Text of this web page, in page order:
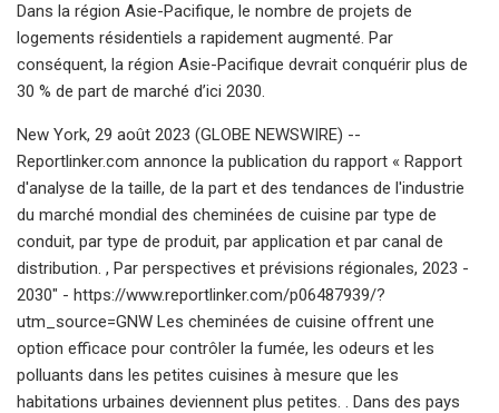
Dans la région Asie-Pacifique, le nombre de projets de
logements résidentiels a rapidement augmenté. Par
conséquent, la région Asie-Pacifique devrait conquérir plus de
30 % de part de marché d’ici 2030.
New York, 29 août 2023 (GLOBE NEWSWIRE) --
Reportlinker.com annonce la publication du rapport « Rapport
d'analyse de la taille, de la part et des tendances de l'industrie
du marché mondial des cheminées de cuisine par type de
conduit, par type de produit, par application et par canal de
distribution. , Par perspectives et prévisions régionales, 2023 -
2030" - https://www.reportlinker.com/p06487939/?
utm_source=GNW Les cheminées de cuisine offrent une
option efficace pour contrôler la fumée, les odeurs et les
polluants dans les petites cuisines à mesure que les
habitations urbaines deviennent plus petites. . Dans des pays